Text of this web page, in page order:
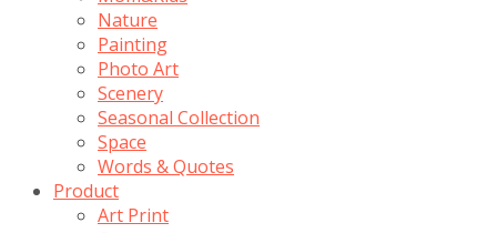
Nature
Painting
Photo Art
Scenery
Seasonal Collection
Space
Words & Quotes
Product
Art Print